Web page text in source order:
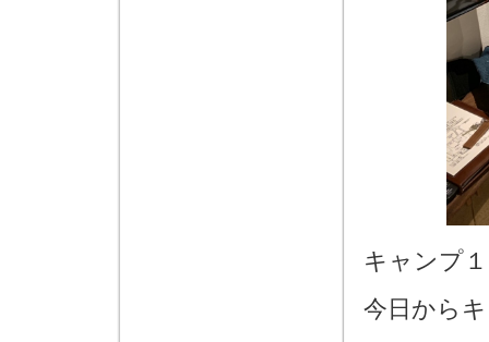
キャンプ
今日から